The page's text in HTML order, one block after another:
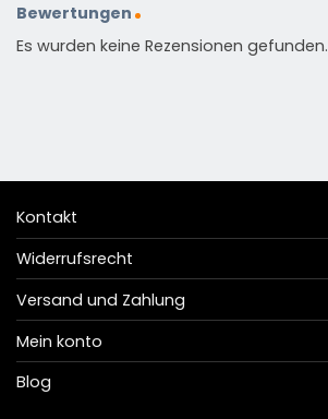
Bewertungen
Es wurden keine Rezensionen gefunden.
Kontakt
Widerrufsrecht
Versand und Zahlung
Mein konto
Blog